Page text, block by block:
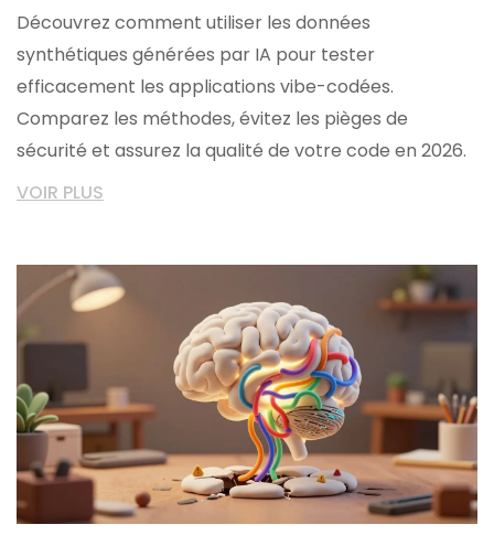
Découvrez comment utiliser les données
synthétiques générées par IA pour tester
efficacement les applications vibe-codées.
Comparez les méthodes, évitez les pièges de
sécurité et assurez la qualité de votre code en 2026.
VOIR PLUS